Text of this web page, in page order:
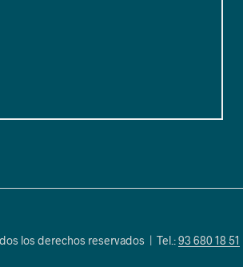
los derechos reservados | Tel.:93 680 18 51